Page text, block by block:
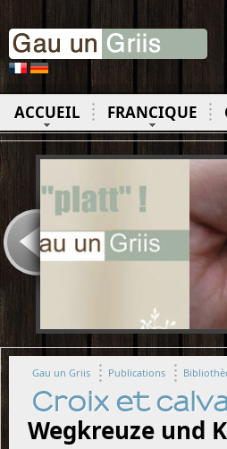
ACCUEIL FRANCIQUE
Gau un Griis Publications
Croix et
Wegkreuze und